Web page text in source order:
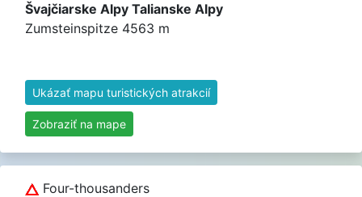
Švajčiarske Alpy Talianske Alpy
Zumsteinspitze 4563 m
Ukázať mapu turistických atrakcií
Zobraziť na mape
Four-thousanders